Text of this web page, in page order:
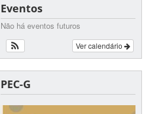
Eventos
Não há eventos futuros
Ver calendário
PEC-G